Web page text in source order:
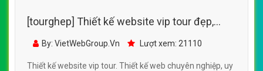
[tourghep] Thiết kế website vip tour đẹp,
chuyên nghiệp chuẩn SEO
By: VietWebGroup.Vn Lượt xem: 21110
Thiết kế website vip tour. Thiết kế web chuyên nghiệp, uy